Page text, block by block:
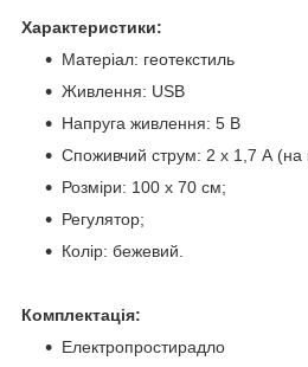
Характеристики:
Матеріал: геотекстиль
Живлення: USB
Напруга живлення: 5 В
Споживчий струм: 2 х 1,7 А (на
Розміри: 100 х 70 см;
Регулятор;
Колір: бежевий.
Комплектація:
Електропростирадло